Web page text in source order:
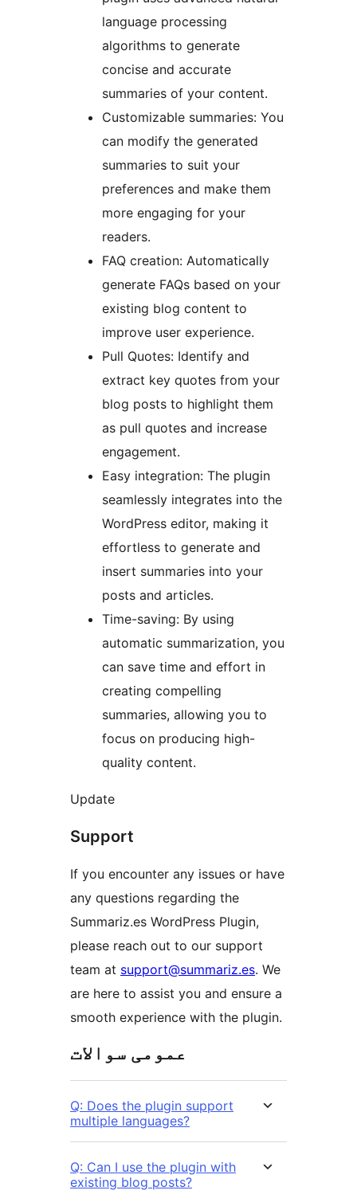
language processing
algorithms to generate
concise and accurate
summaries of your content.
Customizable summaries: You
can modify the generated
summaries to suit your
preferences and make them
more engaging for your
readers.
FAQ creation: Automatically
generate FAQs based on your
existing blog content to
improve user experience.
Pull Quotes: Identify and
extract key quotes from your
blog posts to highlight them
as pull quotes and increase
engagement.
Easy integration: The plugin
seamlessly integrates into the
WordPress editor, making it
effortless to generate and
insert summaries into your
posts and articles.
Time-saving: By using
automatic summarization, you
can save time and effort in
creating compelling
summaries, allowing you to
focus on producing high-
quality content.
Update
Support
If you encounter any issues or have
any questions regarding the
Summariz.es WordPress Plugin,
please reach out to our support
team at support@summariz.es. We
are here to assist you and ensure a
smooth experience with the plugin.
عمومی سوالات
Q: Does the plugin support
multiple languages?
Q: Can I use the plugin with
existing blog posts?